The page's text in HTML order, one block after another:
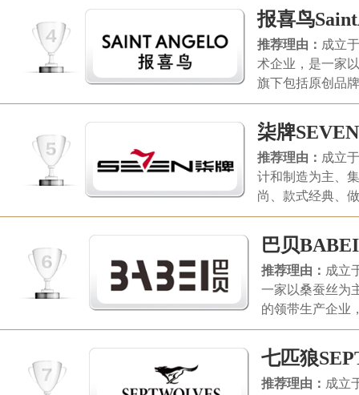
等产品。金利来品牌在风
格、面料、颜色、款式上
作出大胆创新，尤其以经
典、都市生活、旅行等充
限公司。
占有率，雅戈尔时尚股
报喜鸟
推荐理由： 成立
术企业，是一家
旗下包括原创品
亨利格兰，报喜
柒牌SEVEN
推荐理由： 成立
计和制造为主、
尚、款式经典、
在全国30多个省
有限公司。
巴贝BABEI
推荐理由： 成立
一家以桑蚕丝为
的领带生产企业
贝领带有限公司
七匹狼
推荐理由： 成立